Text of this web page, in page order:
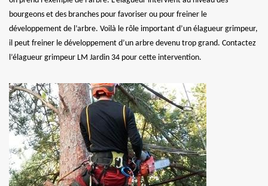
bourgeons et des branches pour favoriser ou pour freiner le
développement de l’arbre. Voilà le rôle important d’un élagueur grimpeur,
il peut freiner le développement d’un arbre devenu trop grand. Contactez
l’élagueur grimpeur LM Jardin 34 pour cette intervention.